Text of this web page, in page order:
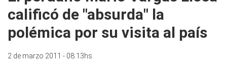
calificó de "absurda" la
polémica por su visita al país
2 de marzo 2011 - 08:13hs